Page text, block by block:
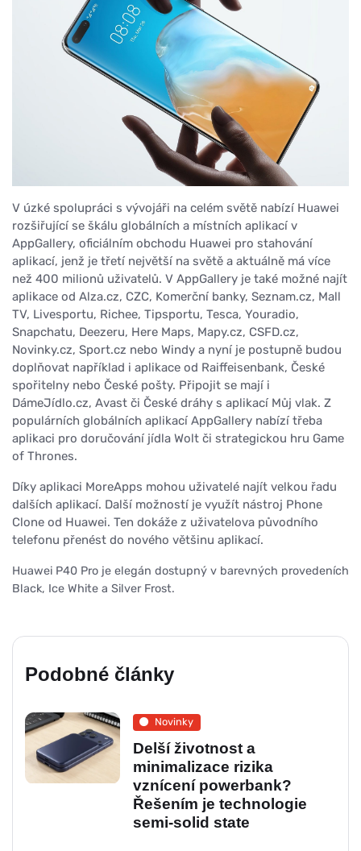
V úzké spolupráci s vývojáři na celém světě nabízí Huawei
rozšiřující se škálu globálních a místních aplikací v
AppGallery, oficiálním obchodu Huawei pro stahování
aplikací, jenž je třetí největší na světě a aktuálně má více
než 400 milionů uživatelů. V AppGallery je také možné najít
aplikace od Alza.cz, CZC, Komerční banky, Seznam.cz, Mall
TV, Livesportu, Richee, Tipsportu, Tesca, Youradio,
Snapchatu, Deezeru, Here Maps, Mapy.cz, CSFD.cz,
Novinky.cz, Sport.cz nebo Windy a nyní je postupně budou
doplňovat například i aplikace od Raiffeisenbank, České
spořitelny nebo České pošty. Připojit se mají i
DámeJídlo.cz, Avast či České dráhy s aplikací Můj vlak. Z
populárních globálních aplikací AppGallery nabízí třeba
aplikaci pro doručování jídla Wolt či strategickou hru Game
of Thrones.
Díky aplikaci MoreApps mohou uživatelé najít velkou řadu
dalších aplikací. Další možností je využít nástroj Phone
Clone od Huawei. Ten dokáže z uživatelova původního
telefonu přenést do nového většinu aplikací.
Huawei P40 Pro je elegán dostupný v barevných provedeních
Black, Ice White a Silver Frost.
Podobné články
Novinky
Delší životnost a
minimalizace rizika
vznícení powerbank?
Řešením je technologie
semi-solid state